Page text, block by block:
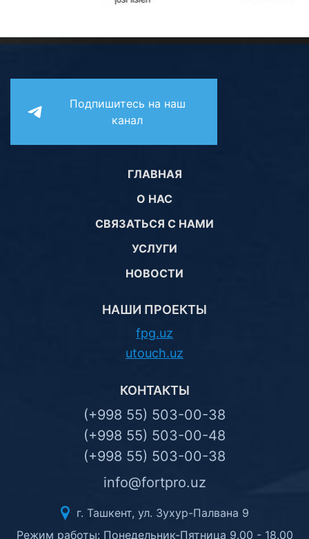
Подпишитесь на наш
канал
ГЛАВНАЯ
О НАС
СВЯЗАТЬСЯ С НАМИ
УСЛУГИ
НОВОСТИ
НАШИ ПРОЕКТЫ
fpg.uz
utouch.uz
КОНТАКТЫ
(+998 55) 503-00-38
(+998 55) 503-00-48
(+998 55) 503-00-38
info@fortpro.uz
г. Ташкент, ул. Зухур-Палвана 9
Режим работы: Понедельник-Пятница 9.00 - 18.00